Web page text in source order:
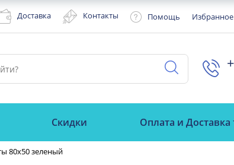
Доставка Контакты Помощь
Скидки Оплата и Доставка
80х50 зеленый